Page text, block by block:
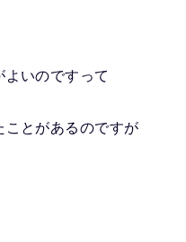
いのですって
ことがあるのですが